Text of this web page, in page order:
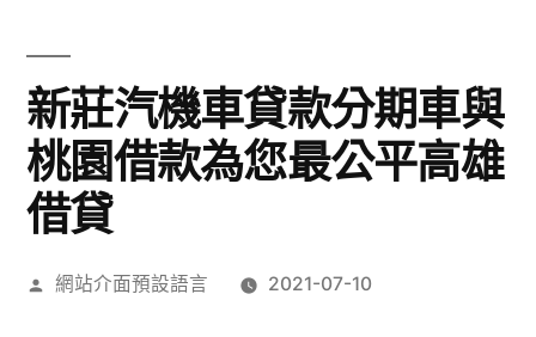
新莊汽機車貸款分期車與
桃園借款為您最公平高雄
借貸
作
網站介面預設語言 2021-07-10